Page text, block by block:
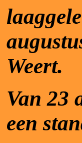
Weert.
Van 23
een